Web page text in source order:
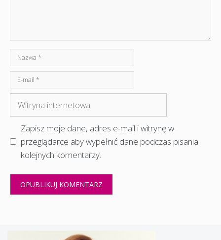
Nazwa
mail
internetowa
Zapisz moje dane, adres e-mail i witrynę w
przeglądarce aby wypełnić dane podczas pisania
kolejnych komentarzy.